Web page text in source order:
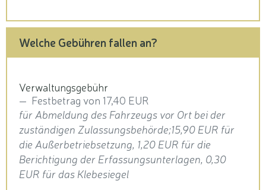
Welche Gebühren fallen an?
Verwaltungsgebühr
Festbetrag von 17,40 EUR
für Abmeldung des Fahrzeugs vor Ort bei der
zuständigen Zulassungsbehörde;15,90 EUR für
die Außerbetriebsetzung, 1,20 EUR für die
Berichtigung der Erfassungsunterlagen, 0,30
EUR für das Klebesiegel